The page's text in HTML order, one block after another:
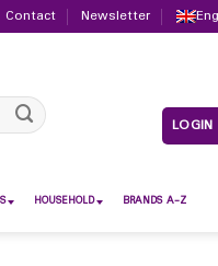
Contact Newsletter
HOUSEHOLD BRANDS A-Z